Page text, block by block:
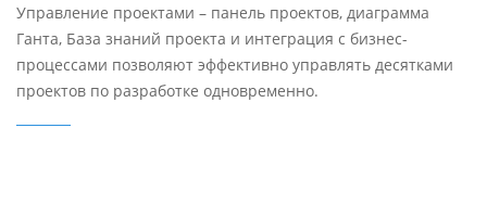
Управление проектами – панель проектов, диаграмма
Ганта, База знаний проекта и интеграция с бизнес-
процессами позволяют эффективно управлять десятками
проектов по разработке одновременно.